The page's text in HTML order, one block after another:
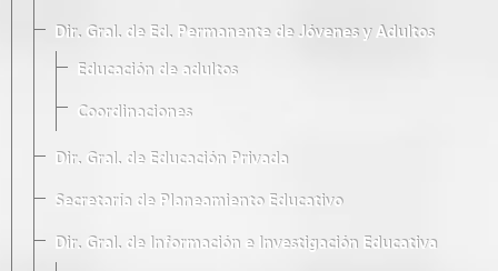
Dir. Gral. de Ed. Permanente de Jóvenes y Adultos
Educación de adultos
Coordinaciones
Dir. Gral. de Educación Privada
Secretaría de Planeamiento Educativo
Dir. Gral. de Información e Investigación Educativa